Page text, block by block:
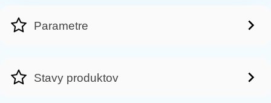
Parametre
Stavy produktov